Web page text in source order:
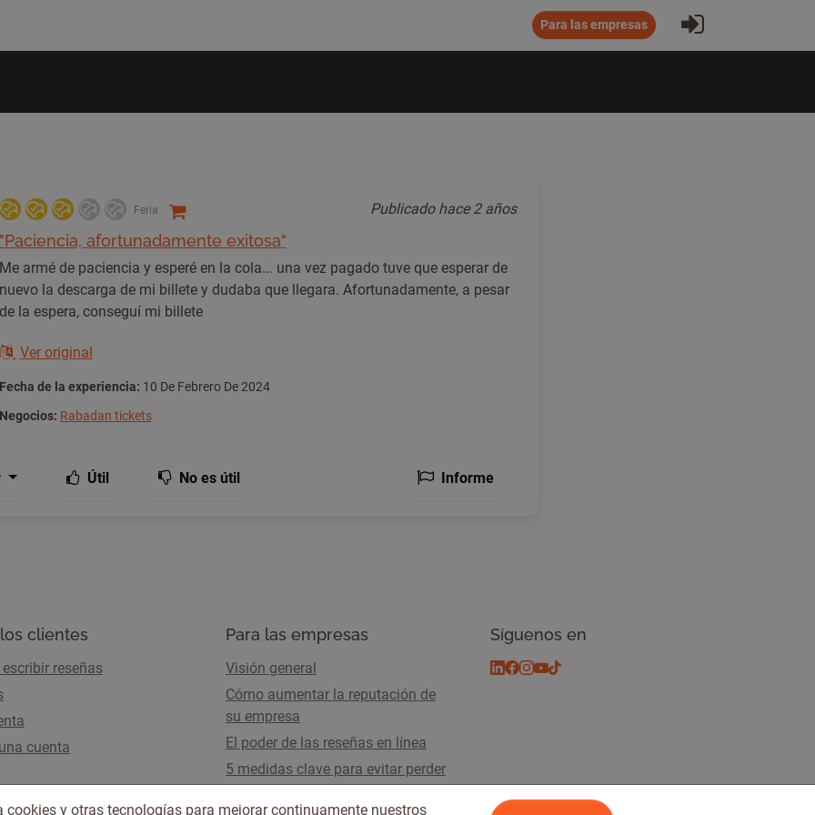
Para las empresas Iniciar sesión
Feria Publicado hace 2 años
"Paciencia, afortunadamente exitosa"
Me armé de paciencia y esperé en la cola... una vez pagado tuve que esperar de
nuevo la descarga de mi billete y dudaba que llegara. Afortunadamente, a pesar
de la espera, conseguí mi billete
Ver original
Fecha de la experiencia: 10 De Febrero De 2024
Negocios: Rabadan tickets
Útil No es útil Informe
clientes
reseñas
cuenta
Para las empresas
Visión general
Cómo aumentar la reputación de
su empresa
El poder de las reseñas en línea
5 medidas clave para evitar perder
tráfico por los AI Overviews
Síguenos en
cookies y otras tecnologías para mejorar continuamente nuestros